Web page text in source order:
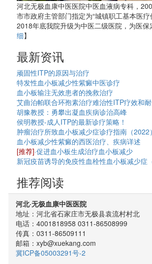
河北无极血康中医医院中医血液病专科，
市市政府主管部门指定为“城镇职工基本医疗
2018年底我院升级为中医二级医院，为医
细】
最新资讯
顽固性ITP的原因与治疗
特发性血小板减少性紫癜中医诊疗
血小板输注无效患者的挽救治疗
艾曲泊帕联合环孢素治疗难治性ITP疗效和
胡豫教授：勇攀出凝血疾病诊治高峰
侯明教授-成人ITP的最新诊疗策略！
肿瘤治疗所致血小板减少症诊疗指南（2022）
血小板减少性紫癜的西医治疗、疾病详述
[推荐]·促进血小板生成治疗血小板减少
新冠疫苗诱导的免疫性血栓性血小板减少症
推荐阅读
河北·无极血康中医医院
地址：河北省石家庄市无极县袁流村村北
电话：4001818958 0311-86508999
传真：0311-86509111
邮箱：xyb@xuekang.com
冀ICP备05003291号-2